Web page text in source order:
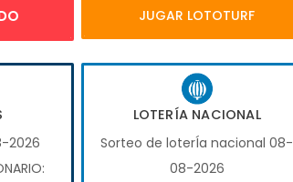
JUGAR LOTOTURF
2026
LOTERÍA NACIONAL
Sorteo de loterÍa nacional 08-
08-2026